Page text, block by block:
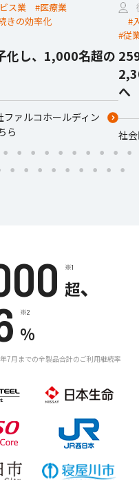
ス業
#医療業
きの効率化
化し、1,000名超の
ァルコホールディン
ら
#
#従
へ
社
※1
超、
※2
%
月までの全製品合計のご利用継続率